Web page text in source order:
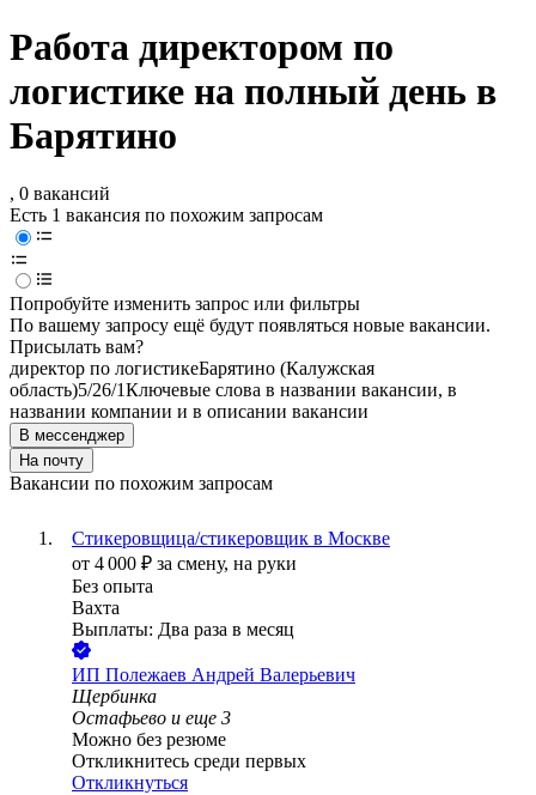
Работа директором по
логистике на полный день в
Барятино
, 0 вакансий
Есть 1 вакансия по похожим запросам
Попробуйте изменить запрос или фильтры
По вашему запросу ещё будут появляться новые вакансии.
Присылать вам?
директор по логистикеБарятино (Калужская
область)5/26/1Ключевые слова в названии вакансии, в
названии компании и в описании вакансии
В мессенджер
На почту
Вакансии по похожим запросам
Стикеровщица/стикеровщик в Москве
от 4 000 ₽ за смену, на руки
Без опыта
Вахта
Выплаты: Два раза в месяц
ИП Полежаев Андрей Валерьевич
Щербинка
Остафьево и еще 3
Можно без резюме
Откликнитесь среди первых
Откликнуться